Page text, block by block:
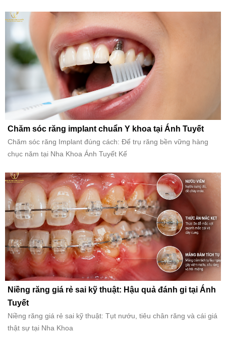
Chăm sóc răng implant chuẩn Y khoa tại Ánh Tuyết
Chăm sóc răng Implant đúng cách: Để trụ răng bền vững hàng
chục năm tại Nha Khoa Ánh Tuyết Kế
Niềng răng giá rẻ sai kỹ thuật: Hậu quả đánh gi tại Ánh
Tuyết
Niềng răng giá rẻ sai kỹ thuật: Tụt nướu, tiêu chân răng và cái giá
thật sự tại Nha Khoa